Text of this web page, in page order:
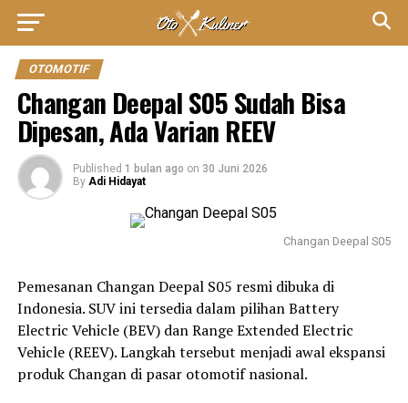
OTOMOTIF
Changan Deepal S05 Sudah Bisa
Dipesan, Ada Varian REEV
Published 1 bulan ago on 30 Juni 2026
By Adi Hidayat
Changan Deepal S05
Pemesanan Changan Deepal S05 resmi dibuka di
Indonesia. SUV ini tersedia dalam pilihan Battery
Electric Vehicle (BEV) dan Range Extended Electric
Vehicle (REEV). Langkah tersebut menjadi awal ekspansi
produk Changan di pasar otomotif nasional.